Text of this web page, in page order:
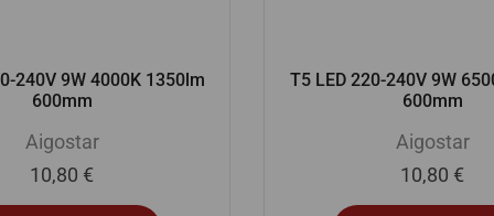
240V 9W 4000K 1350lm
600mm
Aigostar
10,80 €
T5 LED 220-240V 9W
600mm
Aigostar
10,80 €